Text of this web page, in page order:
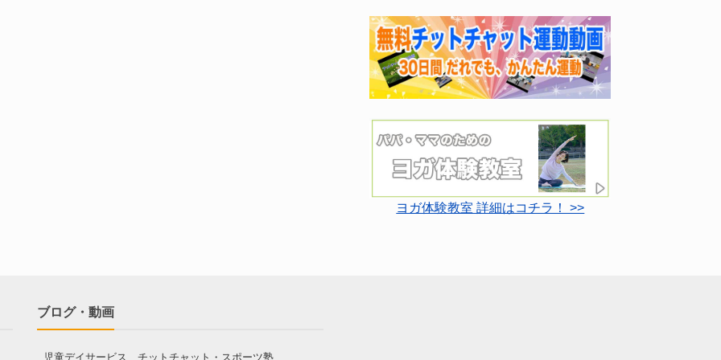
ヨガ体験教室 詳細はコチラ！ >>
ブログ・動画
児童デイサービス チットチャット・スポーツ塾